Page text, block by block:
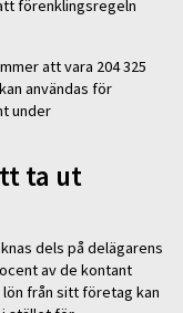
förenklingsregeln
att vara 204 325
användas för
under
ta ut
dels på delägarens
av de kontant
från sitt företag kan